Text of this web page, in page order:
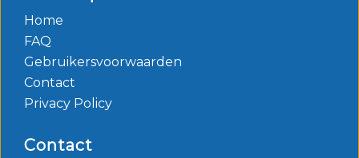
Home
FAQ
Gebruikersvoorwaarden
Contact
Privacy Policy
Contact